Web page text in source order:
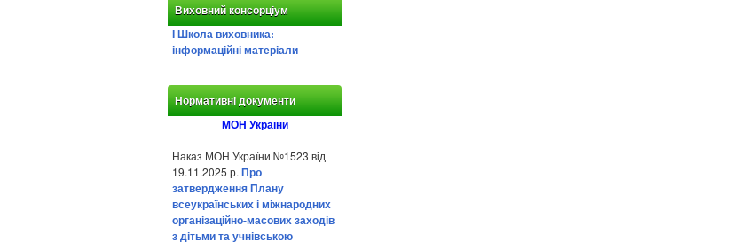
Виховний консорціум
І Школа виховника:
інформаційні матеріали
Нормативні документи
МОН України
Наказ МОН України №1523 від
19.11.2025 р. Про
затвердження Плану
всеукраїнських і міжнародних
організаційно-масових заходів
з дітьми та учнівською